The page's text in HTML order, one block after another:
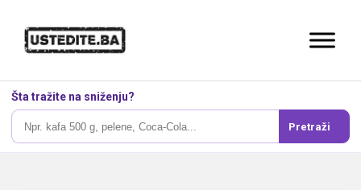
Šta tražite na sniženju?
Pretraži